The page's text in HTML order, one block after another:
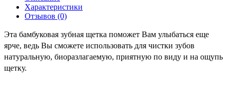
Характеристики
Отзывов (0)
Эта бамбуковая зубная щетка поможет Вам улыбаться еще
ярче, ведь Вы сможете использовать для чистки зубов
натуральную, биоразлагаемую, приятную по виду и на ощупь
щетку.